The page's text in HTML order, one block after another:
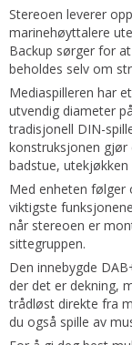
Stereoen leverer
marinehøyttalere
Backup sørger for
beholdes selv om
Mediaspilleren har
utvendig diameter
tradisjonell DIN-
konstruksjonen gjør
badstue,
Med enheten følger
viktigste
når stereoen er
sittegruppen.
Den innebygde
der det er dekning,
trådløst direkte fra
du også spille av